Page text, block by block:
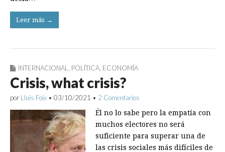
Leer más →
INTERNACIONAL POLÍTICA ECONOMÍA
Crisis, what crisis?
por Lluís Foix • 03/10/2021 • 2 Comentarios
Él no lo sabe pero la empatía con
muchos electores no será
suficiente para superar una de
las crisis sociales más difíciles de